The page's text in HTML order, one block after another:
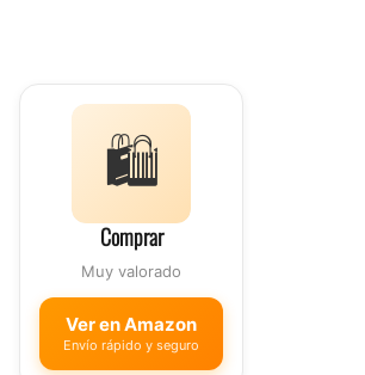
🛍️
Comprar
Muy valorado
Ver en Amazon
Envío rápido y seguro